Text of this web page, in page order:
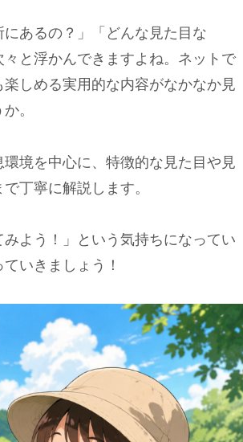
あるの？」「どんな見た目な
と浮かんできますよね。ネットで
しめる実用的な内容がなかなか見
。
境を中心に、特徴的な見た目や見
丁寧に解説します。
よう！」という気持ちになってい
いきましょう！